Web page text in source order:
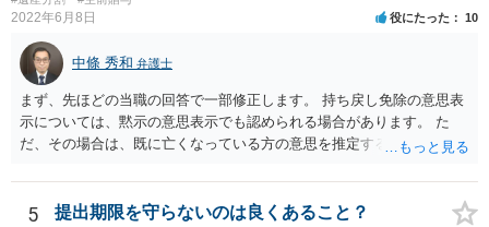
2022年6月8日 役にたった 10
中條 秀和 弁護士
まず、先ほどの当職の回答で一部修正します。 持ち戻し免除の意思表
示については、黙示の意思表示でも認められる場合があります。 た
だ、その場合は、既に亡くなっている方の意思を推定することになり
持ち戻し免除の意思表示は書面で明確にしておいていただくべきとい
う結論は変わりません。 誤解を与えるような回答でした。失礼しまし
5 提出期限を守らないのは良くあること？